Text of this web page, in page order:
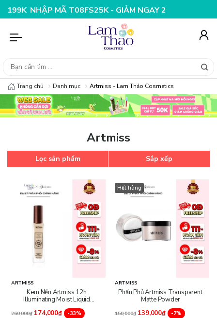
NHẬP MÃ T08FS25K - GIẢM NGAY 25K CHO ĐƠN
Trang chủ Danh mục Artmiss - Lam Thảo Cosmetics
Artmiss
Lọc sản phẩm Sắp xếp
ARTMISS
Kem Nền Artmiss 12h
Illuminating Moist Liquid
Foundation
260,000₫ 174,000₫ -33%
Hết hàng
ARTMISS
Phấn Phủ Artmiss Transparent
Matte Powder
150,000₫ 139,000₫ -7%